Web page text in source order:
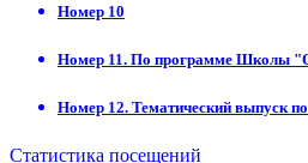
Номер 10
Номер 11. По программе Школы
Номер 12. Тематический выпуск
Статистика посещений